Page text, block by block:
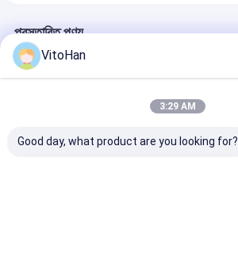
প্রস্তাবিত পণ্য
VitoHan
3:29 AM
Good day, what product are you looking for?